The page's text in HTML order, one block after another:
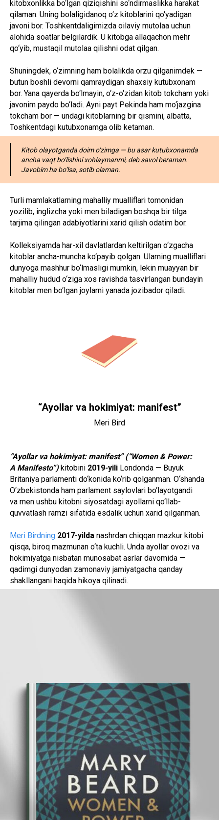
kitobxonlikka bo‘lgan qiziqishini so‘ndirmaslikka harakat
qilaman. Uning bolaligidanoq o‘z kitoblarini qo‘yadigan
javoni bor. Toshkentdaligimizda oilaviy mutolaa uchun
alohida soatlar belgilardik. U kitobga allaqachon mehr
qo‘yib, mustaqil mutolaa qilishni odat qilgan.
Shuningdek, o‘zimning ham bolalikda orzu qilganimdek —
butun boshli devorni qamraydigan shaxsiy kutubxonam
bor. Yana qayerda bo‘lmayin, o‘z-o‘zidan kitob tokcham yoki
javonim paydo bo‘ladi. Ayni payt Pekinda ham mo‘jazgina
tokcham bor — undagi kitoblarning bir qismini, albatta,
Toshkentdagi kutubxonamga olib ketaman.
Kitob olayotganda doim o‘zimga — bu asar kutubxonamda
ancha vaqt bo‘lishini xohlaymanmi, deb savol beraman.
Javobim ha bo‘lsa, sotib olaman.
Turli mamlakatlarning mahalliy mualliflari tomonidan
yozilib, inglizcha yoki men biladigan boshqa bir tilga
tarjima qilingan adabiyotlarini xarid qilish odatim bor.
Kolleksiyamda har-xil davlatlardan keltirilgan o‘zgacha
kitoblar ancha-muncha ko‘payib qolgan. Ularning mualliflari
dunyoga mashhur bo‘lmasligi mumkin, lekin muayyan bir
mahalliy hudud o‘ziga xos ravishda tasvirlangan bundayin
kitoblar men bo‘lgan joylarni yanada jozibador qiladi.
“Ayollar va hokimiyat: manifest”
Meri Bird
“Ayollar va hokimiyat: manifest” (“Women & Power:
A Manifesto”)kitobini 2019-yili Londonda — Buyuk
Britaniya parlamenti do‘konida ko‘rib qolganman. O‘shanda
O‘zbekistonda ham parlament saylovlari bo‘layotgandi
va men ushbu kitobni siyosatdagi ayollarni qo‘llab-
quvvatlash ramzi sifatida esdalik uchun xarid qilganman.
Meri Birdning 2017-yilda nashrdan chiqqan mazkur kitobi
qisqa, biroq mazmunan o‘ta kuchli. Unda ayollar ovozi va
hokimiyatga nisbatan munosabat asrlar davomida —
qadimgi dunyodan zamonaviy jamiyatgacha qanday
shakllangani haqida hikoya qilinadi.